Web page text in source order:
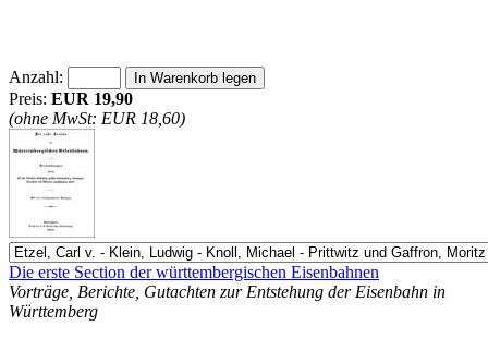
Anzahl:
Preis: EUR 19,90
(ohne MwSt: EUR 18,60)
Die erste Section der württembergischen Eisenbahnen
Vorträge, Berichte, Gutachten zur Entstehung der Eisenbahn in
Württemberg